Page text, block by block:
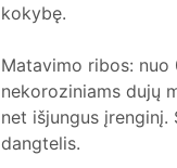
kokybę.
Matavimo ribos: nuo
nekoroziniams dujų
net išjungus
dangtelis.